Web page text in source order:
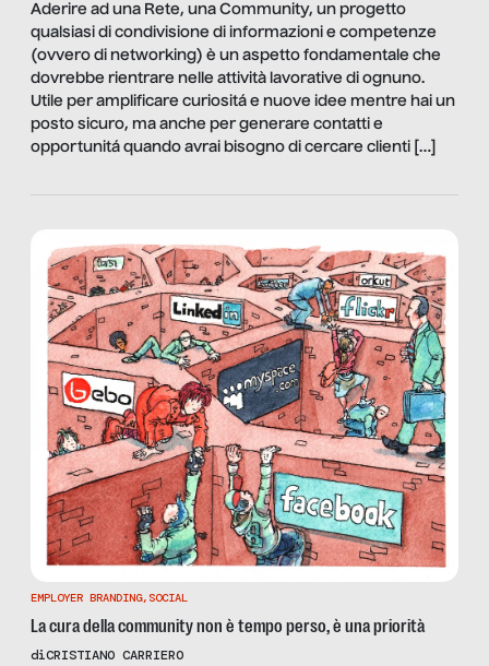
Aderire ad una Rete, una Community, un progetto
qualsiasi di condivisione di informazioni e competenze
(ovvero di networking) è un aspetto fondamentale che
dovrebbe rientrare nelle attività lavorative di ognuno.
Utile per amplificare curiositá e nuove idee mentre hai un
posto sicuro, ma anche per generare contatti e
opportunitá quando avrai bisogno di cercare clienti […]
EMPLOYER BRANDING, SOCIAL
La cura della community non è tempo perso, è una priorità
diCRISTIANO CARRIERO